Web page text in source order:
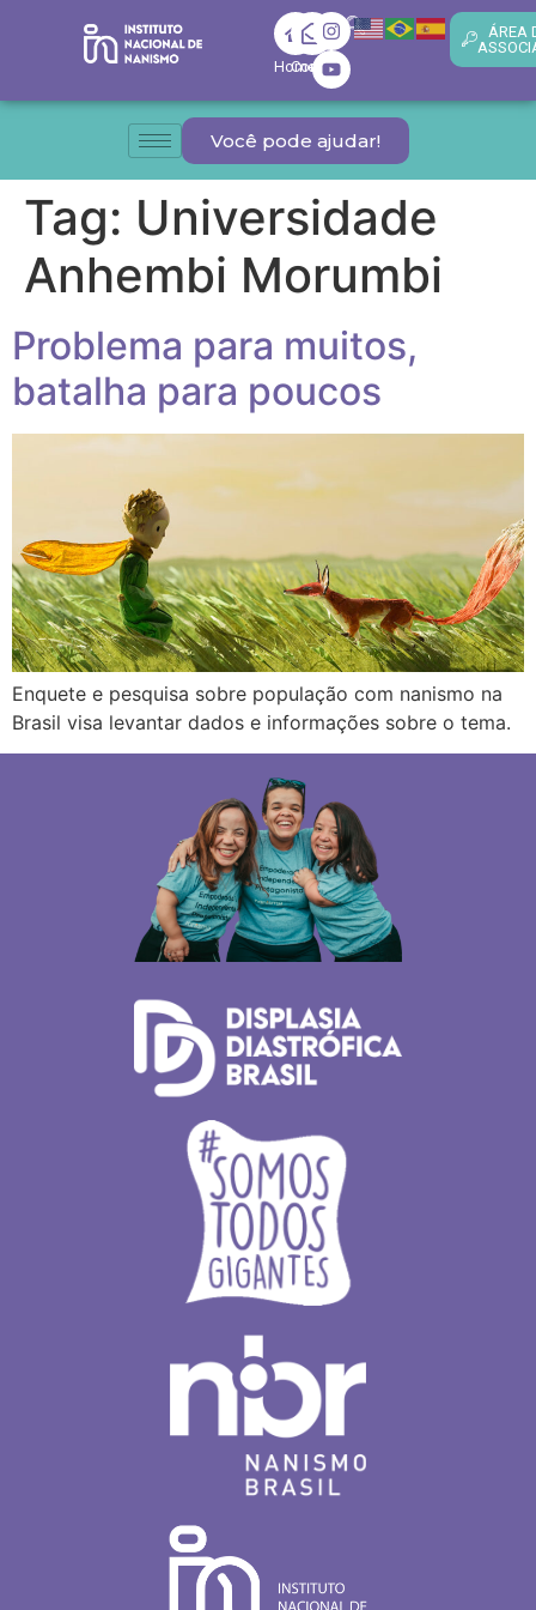
Home
Contato
ÁREA
Você pode ajudar!
Tag: Universidade
Anhembi Morumbi
Problema para muitos,
batalha para poucos
Enquete e pesquisa sobre população com nanismo na
Brasil visa levantar dados e informações sobre o tema.